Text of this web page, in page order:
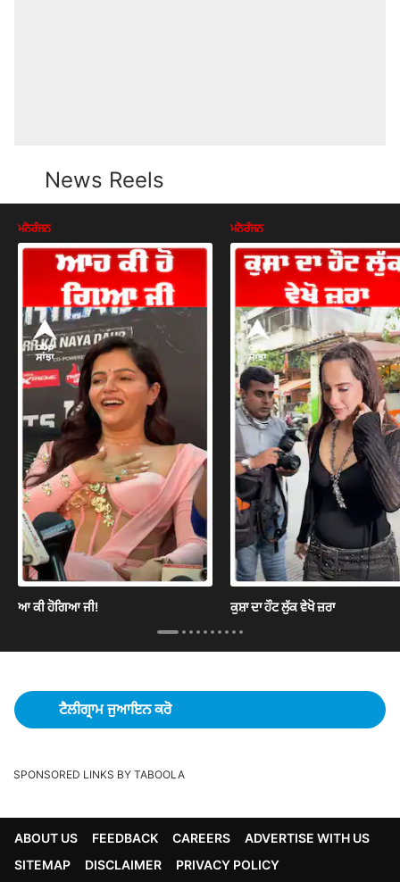
News Reels
ਮਨੋਰੰਜਨ
ਆ ਕੀ ਹੋਗਿਆ ਜੀ!
ਮਨੋਰੰਜਨ
ਕੁਸ਼ਾ ਦਾ ਹੌਟ ਲੁੱਕ ਵੇਖੋ ਜ਼ਰਾ
ਟੈਲੀਗ੍ਰਾਮ ਜੁਆਇਨ ਕਰੋ
SPONSORED LINKS BY TABOOLA
ABOUT US FEEDBACK CAREERS
ADVERTISE WITH US
SITEMAP
DISCLAIMER PRIVACY POLICY